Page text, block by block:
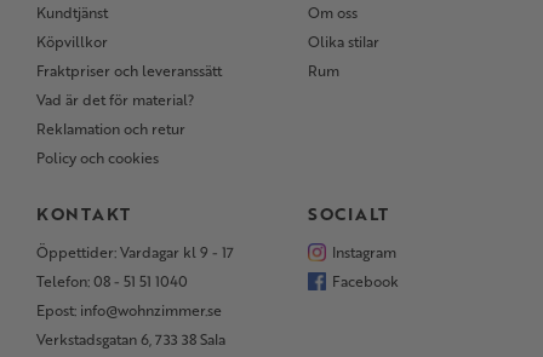
Kundtjänst
Köpvillkor
Fraktpriser och leveranssätt
Vad är det för material?
Reklamation och retur
Policy och cookies
Om oss
Olika stilar
Rum
KONTAKT
Öppettider: Vardagar kl 9 - 17
Telefon: 08 - 51 51 1040
Epost: info@wohnzimmer.se
Verkstadsgatan 6, 733 38 Sala
SOCIALT
Instagram
Facebook